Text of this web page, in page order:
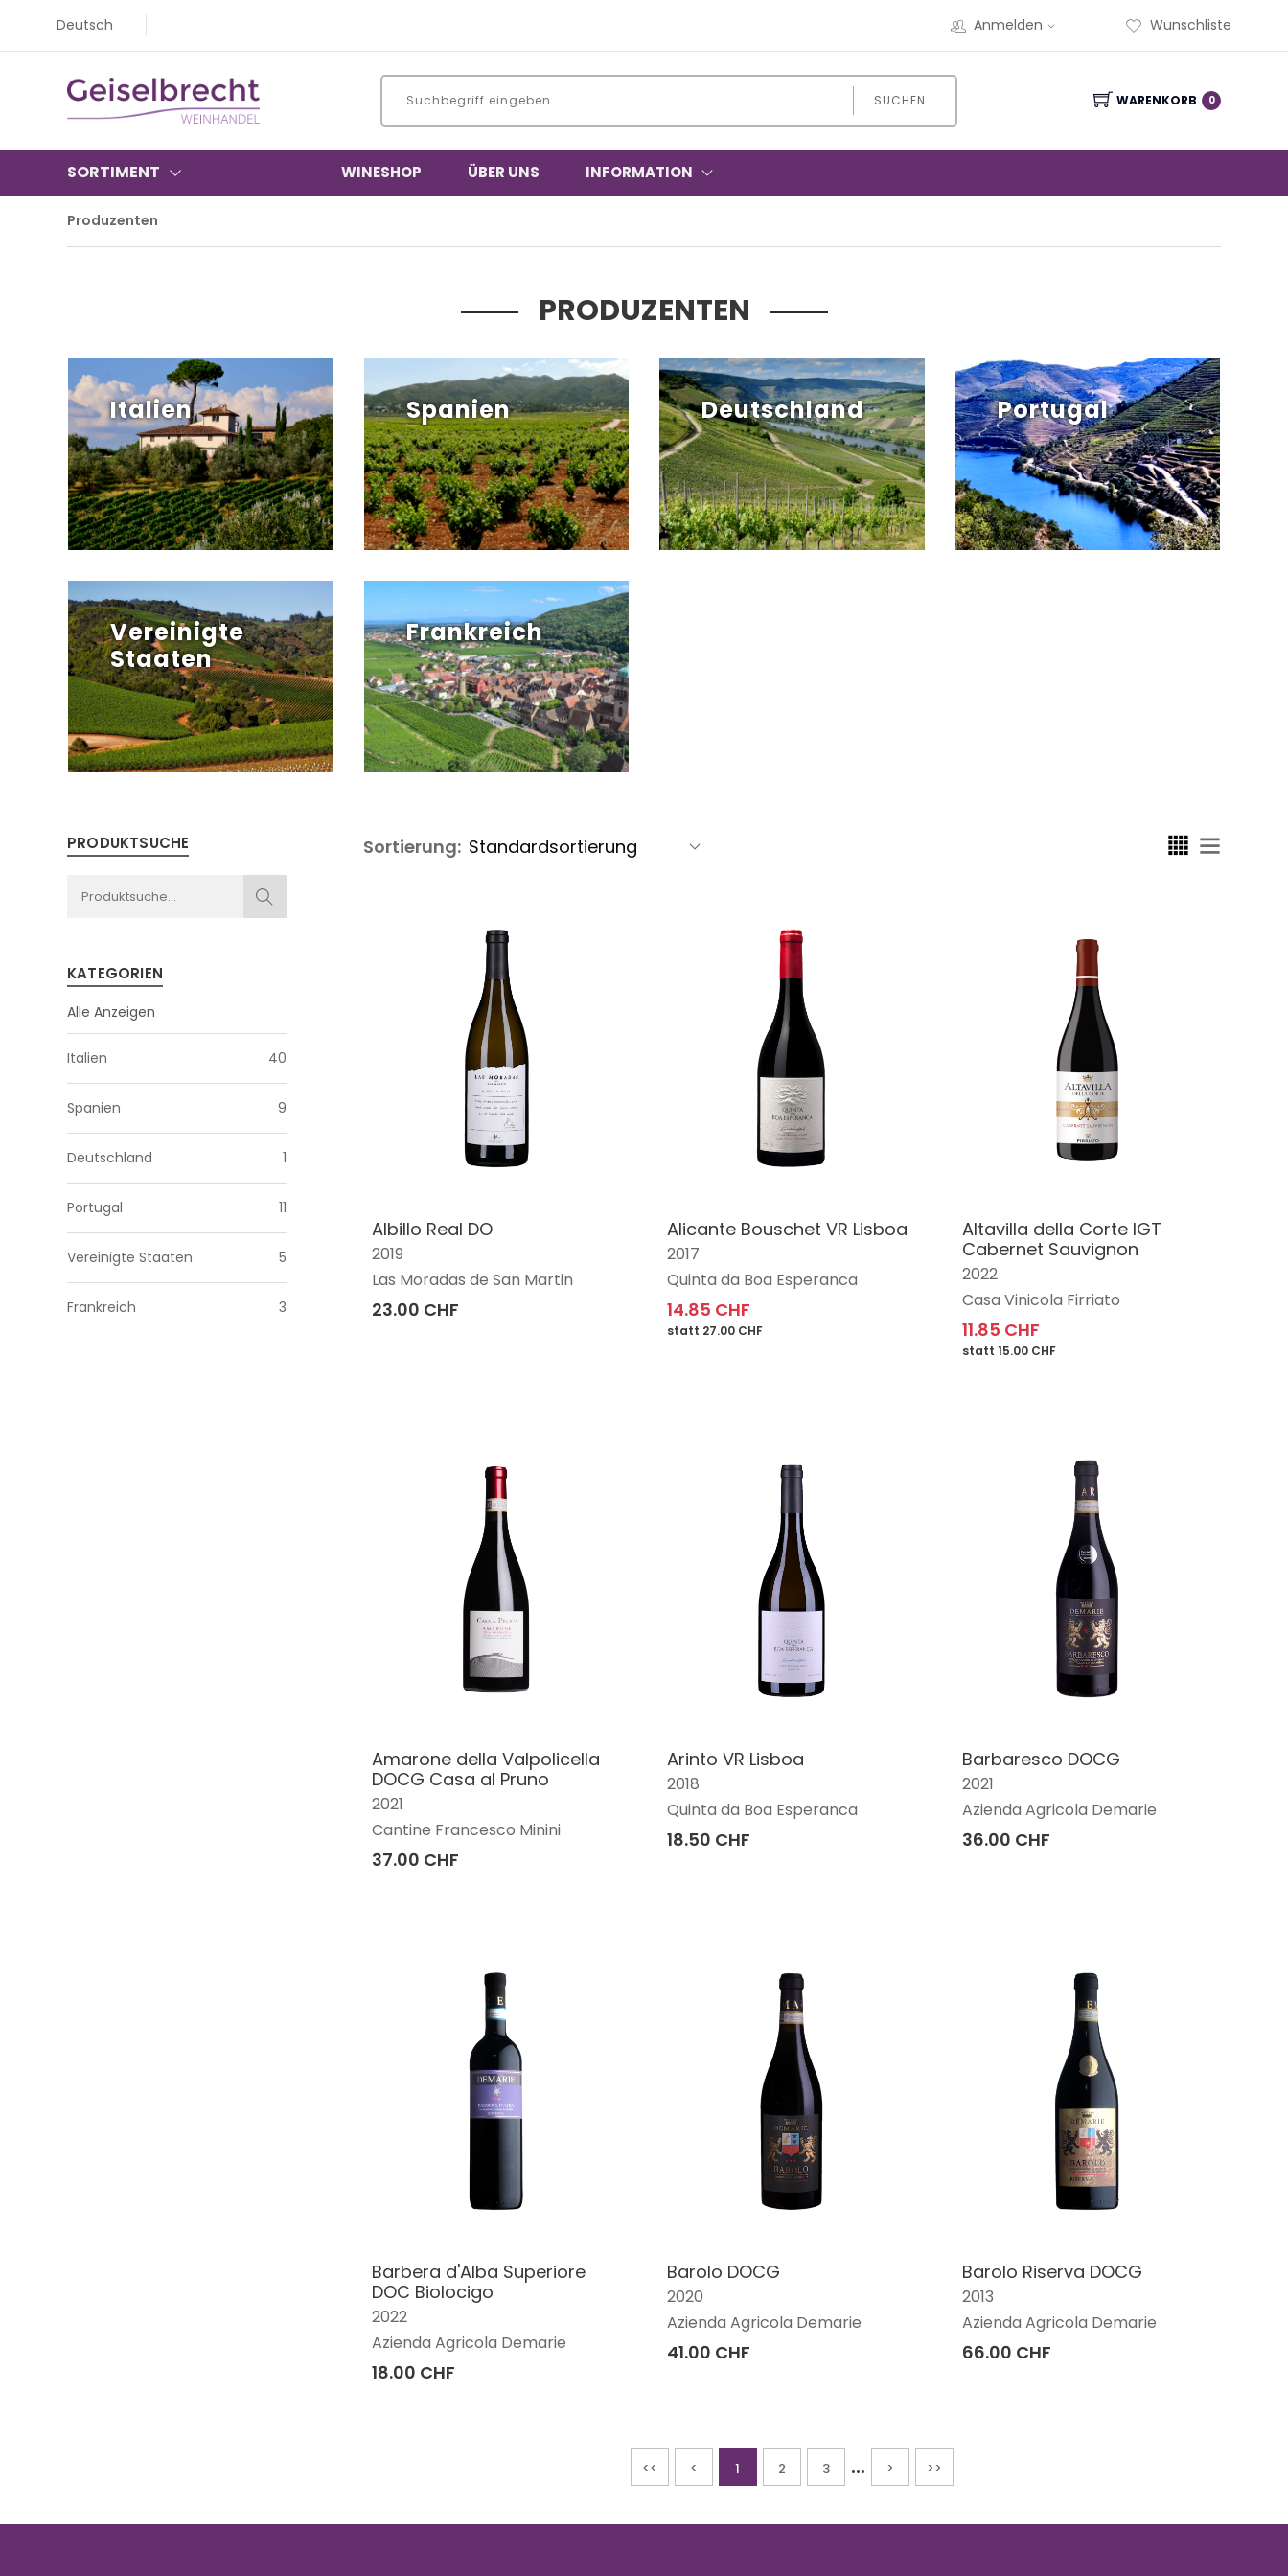
Deutsch Anmelden Wunschliste
SUCHEN WARENKORB 0
SORTIMENT WINESHOP ÜBER UNS INFORMATION
Produzenten
PRODUZENTEN
Italien Spanien Deutschland Portugal
Vereinigte
Staaten
Frankreich
PRODUKTSUCHE
KATEGORIEN
Alle Anzeigen
Italien 40
Spanien 9
Deutschland 1
Portugal 11
Vereinigte Staaten 5
Frankreich 3
Sortierung:
Albillo Real DO
2019
Las Moradas de San Martin
23.00 CHF
Alicante Bouschet VR Lisboa
2017
Quinta da Boa Esperanca
14.85 CHF
statt 27.00 CHF
Altavilla della Corte IGT
Cabernet Sauvignon
2022
Casa Vinicola Firriato
11.85 CHF
statt 15.00 CHF
Amarone della Valpolicella
DOCG Casa al Pruno
2021
Cantine Francesco Minini
37.00 CHF
Arinto VR Lisboa
2018
Quinta da Boa Esperanca
18.50 CHF
Barbaresco DOCG
2021
Azienda Agricola Demarie
36.00 CHF
Barbera d'Alba Superiore
DOC Biolocigo
2022
Azienda Agricola Demarie
18.00 CHF
Barolo DOCG
2020
Azienda Agricola Demarie
41.00 CHF
Barolo Riserva DOCG
2013
Azienda Agricola Demarie
66.00 CHF
<< < 1 2 3 ... > >>